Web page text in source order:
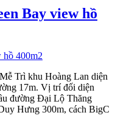
Bay view hồ
Trì khu Hoàng Lan diện
17m. Vị trí đối diện
đường Đại Lộ Thăng
Hưng 300m, cách BigC